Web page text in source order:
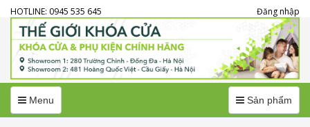
HOTLINE: 0945 535 645 Đăng nhập
MenuMenu MenuSản phẩm